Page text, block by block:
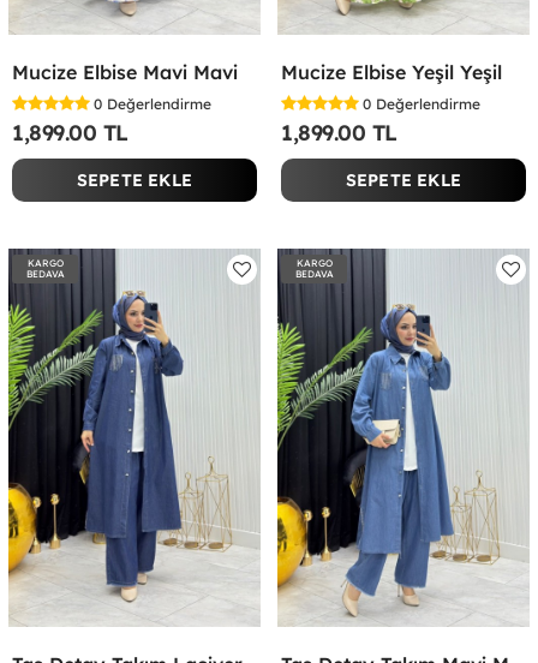
Mucize Elbise Mavi Mavi
0 Değerlendirme
1,899.00 TL
SEPETE EKLE
Mucize Elbise Yeşil Yeşil
0 Değerlendirme
1,899.00 TL
SEPETE EKLE
KARGO
BEDAVA
KARGO
BEDAVA